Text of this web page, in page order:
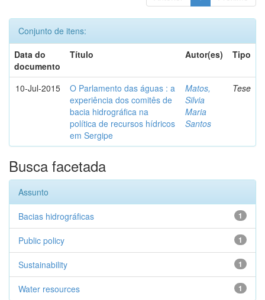
Conjunto de itens:
Data do
documento
Título Autor(es) Tipo
10-Jul-2015
O Parlamento das águas : a
experiência dos comitês de
bacia hidrográfica na
política de recursos hídricos
em Sergipe
Matos,
Silvia
Maria
Santos
Tese
Busca facetada
Assunto
1
Bacias hidrográficas
1
Public policy
1
Sustainability
1
Water resources